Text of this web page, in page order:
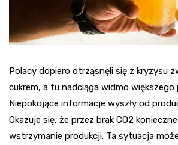
Polacy dopiero otrząsnęli się z kryzysu
cukrem, a tu nadciąga widmo większego
Niepokojące informacje wyszły od
Okazuje się, że przez brak CO2
wstrzymanie produkcji. Ta sytuacja